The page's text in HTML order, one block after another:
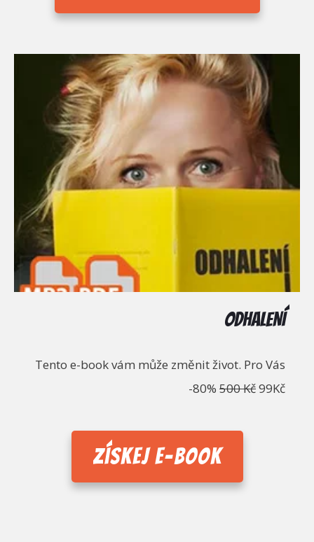
ODHALENÍ
Tento e-book vám může změnit život. Pro Vás
-80% 500 Kč99Kč
Získej e-book